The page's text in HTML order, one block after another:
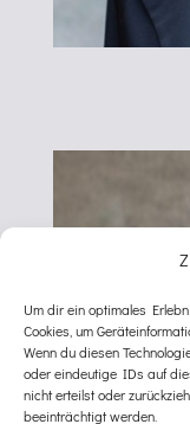
Um dir ein optimales
Cookies, um
Wenn du diesen
oder eindeutige IDs auf
nicht erteilst oder
beeinträchtigt werden.